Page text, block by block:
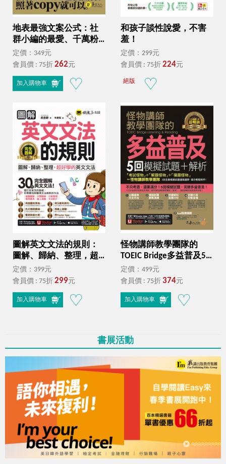
地表最強文案公式：社
群小編的最愛、千萬粉
絲都吃這一套！
定價：349元
會員價 : 75折 262元
加入購物車
和孩子談性說愛，不害
羞！
定價：299元
會員價 : 75折 224元
絕版
圖解英文文法的規則：
圖解、歸納、整理，超
好學的英文文法（附文
法教學影片＋「Youtor
線上測驗）
定價：399元
會員價 : 75折 299元
加入購物車
怪物講師教學團隊的
TOEIC Bridge多益普及5
回模擬試題+解析（2書
＋「Youtor App」內含
套）
定價：499元
會員價 : 75折 374元
加入購物車
書展活動